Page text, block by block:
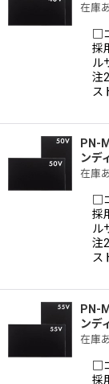
在庫
□
採
ル
注
ス
PN-
ンデ
在庫
□
採
ル
注
ス
PN-
ンデ
在庫
□
採